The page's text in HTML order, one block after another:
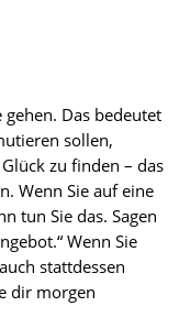
Das bedeutet
sollen,
zu finden – das
Wenn Sie auf eine
tun Sie das. Sagen
Wenn Sie
stattdessen
dir morgen